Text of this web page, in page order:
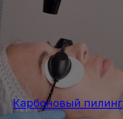
Карбоновый пилинг